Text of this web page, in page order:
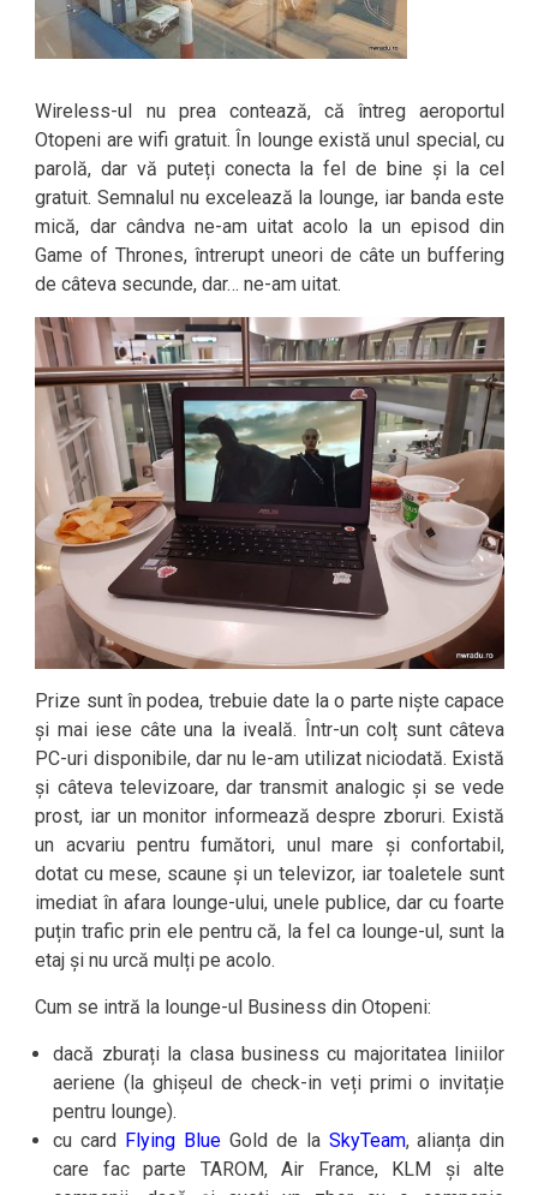
Wireless-ul nu prea contează, că întreg aeroportul
Otopeni are wifi gratuit. În lounge există unul special, cu
parolă, dar vă puteți conecta la fel de bine și la cel
gratuit. Semnalul nu excelează la lounge, iar banda este
mică, dar cândva ne-am uitat acolo la un episod din
Game of Thrones, întrerupt uneori de câte un buffering
de câteva secunde, dar… ne-am uitat.
Prize sunt în podea, trebuie date la o parte niște capace
și mai iese câte una la iveală. Într-un colț sunt câteva
PC-uri disponibile, dar nu le-am utilizat niciodată. Există
și câteva televizoare, dar transmit analogic și se vede
prost, iar un monitor informează despre zboruri. Există
un acvariu pentru fumători, unul mare și confortabil,
dotat cu mese, scaune și un televizor, iar toaletele sunt
imediat în afara lounge-ului, unele publice, dar cu foarte
puțin trafic prin ele pentru că, la fel ca lounge-ul, sunt la
etaj și nu urcă mulți pe acolo.
Cum se intră la lounge-ul Business din Otopeni:
dacă zburați la clasa business cu majoritatea liniilor
aeriene (la ghișeul de check-in veți primi o invitație
pentru lounge).
cu card Flying Blue Gold de la SkyTeam, alianța din
care fac parte TAROM, Air France, KLM și alte